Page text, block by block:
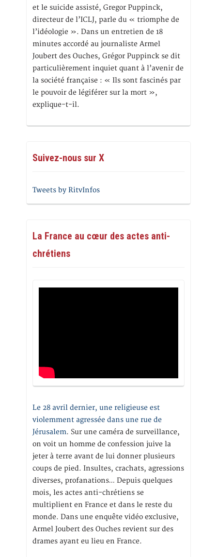
et le suicide assisté, Gregor Puppinck,
directeur de l’ICLJ, parle du « triomphe de
l’idéologie ». Dans un entretien de 18
minutes accordé au journaliste Armel
Joubert des Ouches, Grégor Puppinck se dit
particulièrement inquiet quant à l’avenir de
la société française : « Ils sont fascinés par
le pouvoir de légiférer sur la mort »,
explique-t-il.
Suivez-nous sur X
Tweets by RitvInfos
La France au cœur des actes anti-
chrétiens
Le 28 avril dernier, une religieuse est
violemment agressée dans une rue de
Jérusalem. Sur une caméra de surveillance,
on voit un homme de confession juive la
jeter à terre avant de lui donner plusieurs
coups de pied. Insultes, crachats, agressions
diverses, profanations… Depuis quelques
mois, les actes anti-chrétiens se
multiplient en France et dans le reste du
monde. Dans une enquête vidéo exclusive,
Armel Joubert des Ouches revient sur des
drames ayant eu lieu en France.